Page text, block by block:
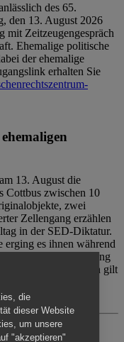
des 65.
den 13. August 2026
Zeitzeugengespräch
Ehemalige politische
der ehemalige
erhalten Sie
13. August die
Cottbus zwischen 10
zwei
Zellengang erzählen
in der SED-Diktatur.
erging es ihnen während
ohne Betreuung
Für Begleitpersonen gilt
die
dieser Website
um unsere
"akzeptieren"